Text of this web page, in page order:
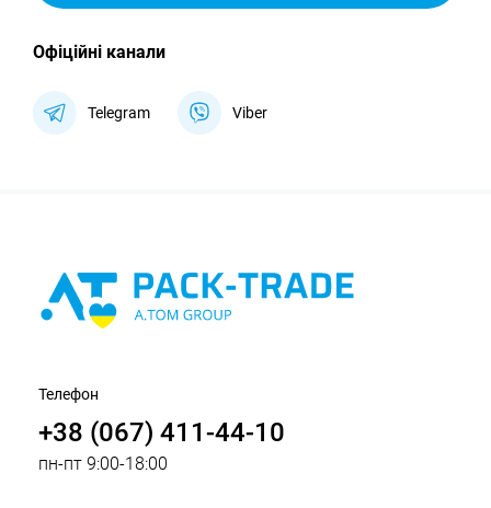
Офіційні канали
Telegram Viber
Телефон
+38 (067) 411-44-10
пн-пт 9:00-18:00